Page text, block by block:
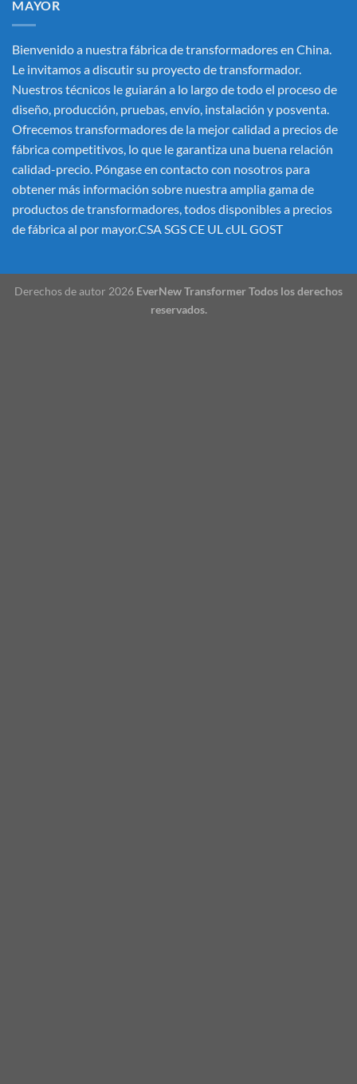
MAYOR
Bienvenido a nuestra fábrica de transformadores en China.
Le invitamos a discutir su proyecto de transformador.
Nuestros técnicos le guiarán a lo largo de todo el proceso de
diseño, producción, pruebas, envío, instalación y posventa.
Ofrecemos transformadores de la mejor calidad a precios de
fábrica competitivos, lo que le garantiza una buena relación
calidad-precio. Póngase en contacto con nosotros para
obtener más información sobre nuestra amplia gama de
productos de transformadores, todos disponibles a precios
de fábrica al por mayor.CSA SGS CE UL cUL GOST
Derechos de autor 2026 EverNew Transformer Todos los derechos
reservados.